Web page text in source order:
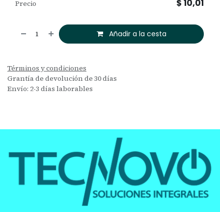
Añadir a la cesta
Precio $ 10,01
Términos y condiciones
Grantía de devolución de 30 días
Envío: 2-3 días laborables